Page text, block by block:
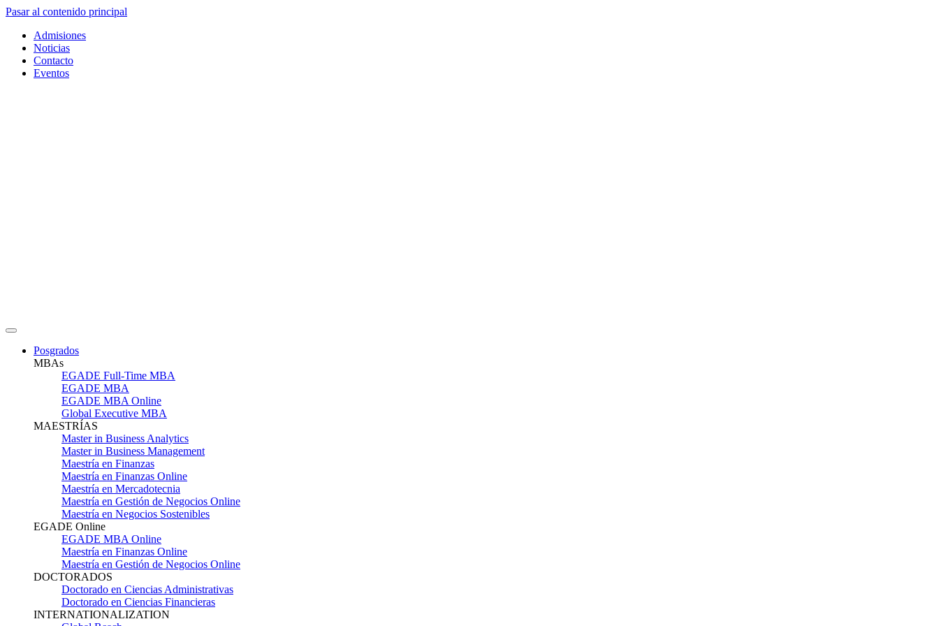
Pasar al contenido principal
Admisiones
Noticias
Contacto
Eventos
Posgrados
MBAs
EGADE Full-Time MBA
EGADE MBA
EGADE MBA Online
Global Executive MBA
MAESTRÍAS
Master in Business Analytics
Master in Business Management
Maestría en Finanzas
Maestría en Finanzas Online
Maestría en Mercadotecnia
Maestría en Gestión de Negocios Online
Maestría en Negocios Sostenibles
EGADE Online
EGADE MBA Online
Maestría en Finanzas Online
Maestría en Gestión de Negocios Online
DOCTORADOS
Doctorado en Ciencias Administrativas
Doctorado en Ciencias Financieras
INTERNATIONALIZATION